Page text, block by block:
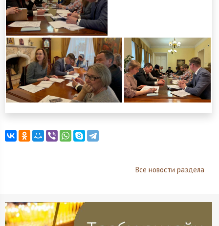
Все новости раздела